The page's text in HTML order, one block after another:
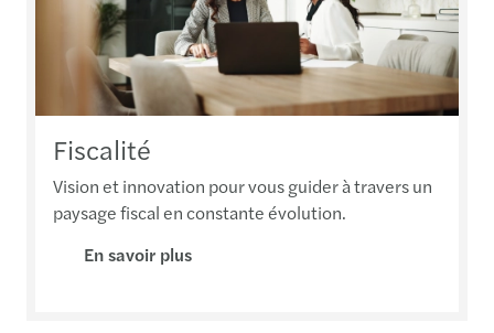
Fiscalité
Vision et innovation pour vous guider à travers un
paysage fiscal en constante évolution.
En savoir plus